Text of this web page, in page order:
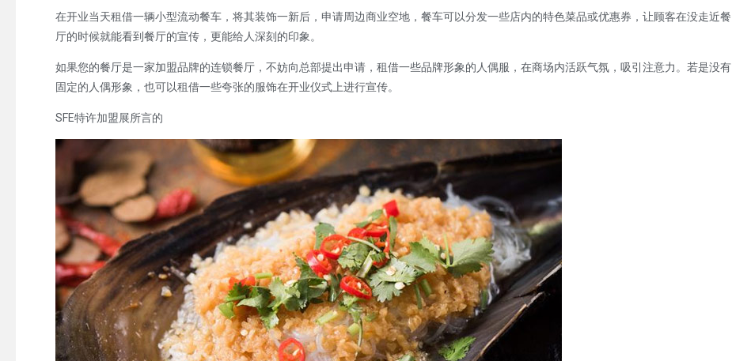
在开业当天租借一辆小型流动餐车，将其装饰一新后，申请周边商业空地，餐车可以分发一些店内的特色菜品或优惠券，让顾客在没走近餐
厅的时候就能看到餐厅的宣传，更能给人深刻的印象。
如果您的餐厅是一家加盟品牌的连锁餐厅，不妨向总部提出申请，租借一些品牌形象的人偶服，在商场内活跃气氛，吸引注意力。若是没有
固定的人偶形象，也可以租借一些夸张的服饰在开业仪式上进行宣传。
SFE特许加盟展所言的